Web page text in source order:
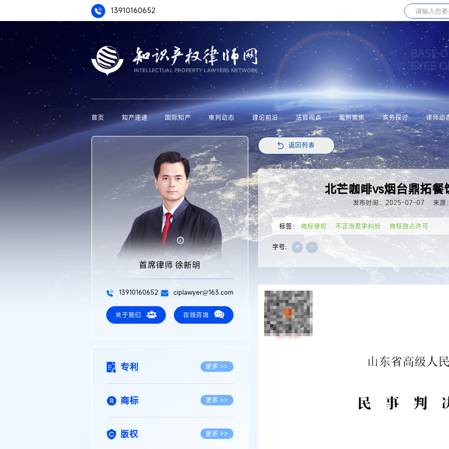
13910160652
BASE
EYES
首页 知产速递 国际知产 审判动态 理论前沿 法官视点 案例聚焦 实务探讨 律师动
首席律师 徐新明
13910160652 ciplawyer@163.com
关于我们 在线咨询
专利 更多 >>
商标 更多 >>
版权 更多 >>
返回列表
北芒咖啡vs烟台鼎拓餐
发布时间：2025-07-07 来源
标签： 商标侵权 不正当竞争纠纷 商标独占许可
字号: + -